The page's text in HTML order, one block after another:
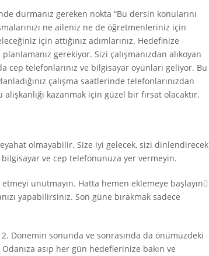
durmanız gereken nokta “Bu dersin konularını
ne aileniz ne de öğretmenleriniz için
için attığınız adımlarınız. Hedefinize
gerekiyor. Sizi çalışmanızdan alıkoyan
cep telefonlarınız ve bilgisayar oyunları geliyor. Bu
çalışma saatlerinde telefonlarınızdan
kazanmak için güzel bir fırsat olacaktır.
olmayabilir. Size iyi gelecek, sizi dinlendirecek
ve cep telefonunuza yer vermeyin.
unutmayın. Hatta hemen eklemeye başlayın
yapabilirsiniz. Son güne bırakmak sadece
Dönemin sonunda ve sonrasında da önümüzdeki
asıp her gün hedeflerinize bakın ve